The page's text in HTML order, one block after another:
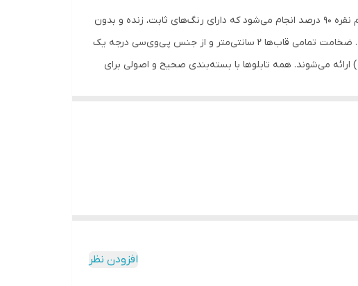
چاپ پوستر تابلوها با فرآیند چاپ شیمیایی لابراتوار، با بالاترین کيفيت ممکن و عمق رنگ 32 بیتی بر روی کاغذ سيلک با تراکم نقره 90 درصد انجام می‌شود که دارای رنگ‌های ثابت، زنده و بدون
تغيير با گذشت زمان هستند. این پوسترها مقاوم در برابر نور آفتاب، خط و خش، اثر انگشت و حتی قابل شستشو می‌باشند. ضخامت تمامی قاب‌ها 2 سانتی‌متر و از جنس پی‌وی‌سی درجه یک
شیشه برای تابلو) ارائه می‌شوند. همه تابلوها با بسته‌بندی صحیح و اصولی برای
افزودن نظر